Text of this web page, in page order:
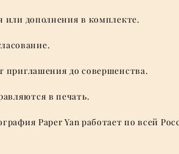
или дополнения в комплекте.
приглашения до совершенства.
в печать.
Paper Yan работает по всей